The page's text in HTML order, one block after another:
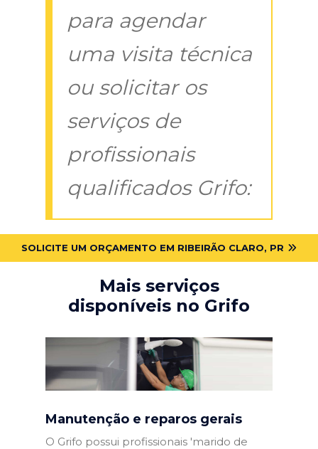
para agendar
uma visita técnica
ou solicitar os
serviços de
profissionais
qualificados Grifo:
SOLICITE UM ORÇAMENTO EM RIBEIRÃO CLARO, PR
Mais serviços
disponíveis no Grifo
Manutenção e reparos gerais
O Grifo possui profissionais 'marido de